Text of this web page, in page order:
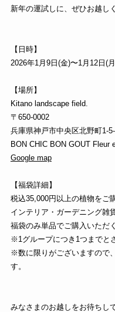
新年の運試しに、ぜひお越し
【日時】
2026年1月9日(金)〜1月12日(
【場所】
Kitano landscape field.
〒650-0002
兵庫県神戸市中央区北野町1-
BON CHIC BON GOUT Fleur
Google map
【福袋詳細】
税込35,000円以上の植物をご
インテリア・ガーデニング雑
福袋のみ単品でご購入いただ
※1グループにつき1つまでと
※数に限りがございますので
す。
みなさまのお越しをお待ちし